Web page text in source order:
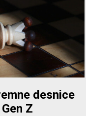
desnice
Z